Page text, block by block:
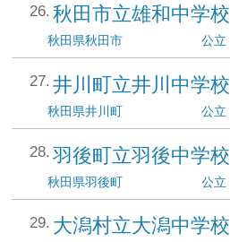
秋田市立雄和中学校
秋田県秋田市 公立
井川町立井川中学校
秋田県井川町 公立
羽後町立羽後中学校
秋田県羽後町 公立
大潟村立大潟中学校